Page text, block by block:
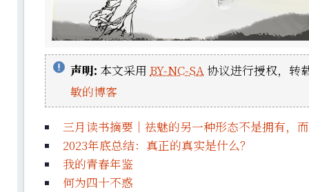
声明: 本文采用 BY-NC-SA 协议进行授权，转
敏的博客
三月读书摘要｜祛魅的另一种形态不是拥有，
2023年底总结：真正的真实是什么？
我的青春年鉴
何为四十不惑